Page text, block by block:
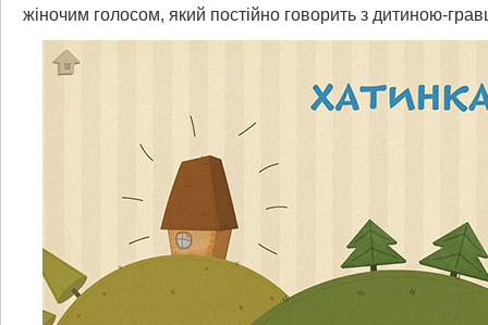
жіночим голосом, який постійно говорить з дитиною-